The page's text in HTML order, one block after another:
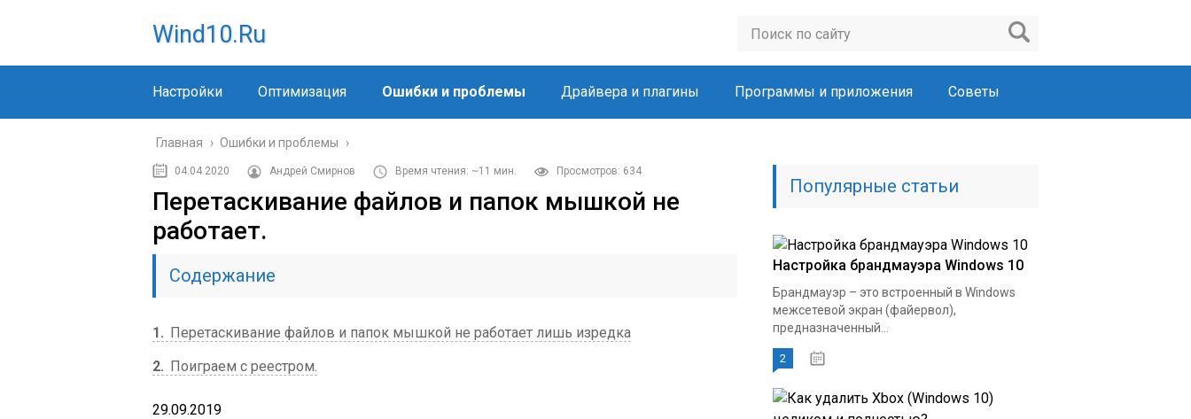
Wind10.ru
Настройки Оптимизация Ошибки и проблемы Драйвера и плагины Программы и приложения Советы
Главная › Ошибки и проблемы ›
04.04.2020 Андрей Смирнов Время чтения: ~11 мин. Просмотров: 634
Перетаскивание файлов и папок мышкой не
работает.
Содержание
1
Перетаскивание файлов и папок мышкой не работает лишь изредка
2
Поиграем с реестром.
29.09.2019
Популярные статьи
Настройка брандмауэра Windows 10
Брандмауэр – это встроенный в Windows
межсетевой экран (файервол),
предназначенный...
2